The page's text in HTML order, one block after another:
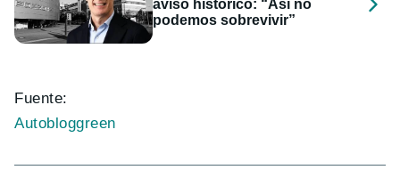
aviso histórico: “Así no
podemos sobrevivir”
Fuente:
Autobloggreen